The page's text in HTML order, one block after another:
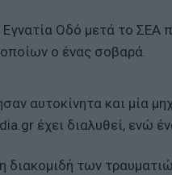
Οδό μετά το ΣΕΑ
ο ένας σοβαρά.
αυτοκίνητα και μία
έχει διαλυθεί, ενώ
των